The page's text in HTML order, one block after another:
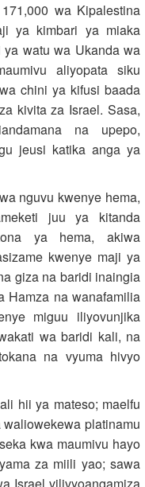
wa Kipalestina
ya kimbari ya miaka
watu wa Ukanda wa
aliyopata siku
chini ya kifusi baada
kivita za Israel. Sasa,
na upepo,
jeusi katika anga ya
nguvu kwenye hema,
juu ya kitanda
ya hema, akiwa
kwenye maji ya
giza na baridi inaingia
Hamza na wanafamilia
miguu iliyovunjika
wa baridi kali, na
na vyuma hivyo
hii ya mateso; maelfu
platinamu
kwa maumivu hayo
za miili yao; sawa